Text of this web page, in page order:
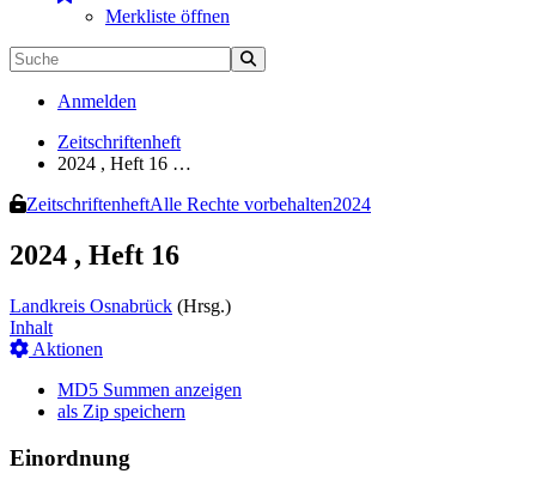
Merkliste öffnen
Anmelden
Zeitschriftenheft
2024 , Heft 16 …
ZeitschriftenheftAlle Rechte vorbehalten2024
2024 , Heft 16
Landkreis Osnabrück (Hrsg.)
Inhalt
Aktionen
MD5 Summen anzeigen
als Zip speichern
Einordnung